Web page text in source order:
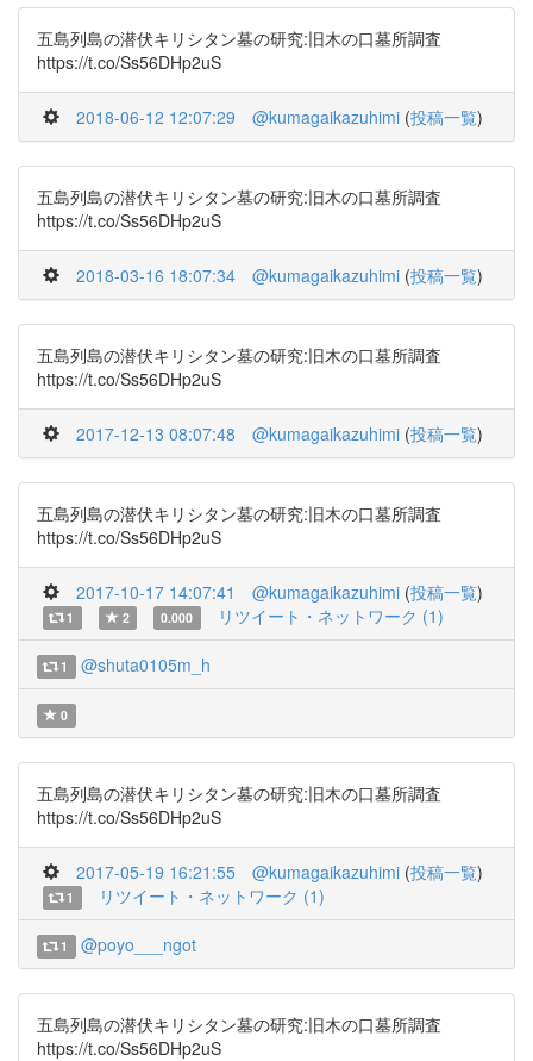
五島列島の潜伏キリシタン墓の研究:旧木の口墓所調査
https://t.co/Ss56DHp2uS
2018-06-12 12:07:29 @kumagaikazuhimi (投稿一覧)
五島列島の潜伏キリシタン墓の研究:旧木の口墓所調査
https://t.co/Ss56DHp2uS
2018-03-16 18:07:34 @kumagaikazuhimi (投稿一覧)
五島列島の潜伏キリシタン墓の研究:旧木の口墓所調査
https://t.co/Ss56DHp2uS
2017-12-13 08:07:48 @kumagaikazuhimi (投稿一覧)
五島列島の潜伏キリシタン墓の研究:旧木の口墓所調査
https://t.co/Ss56DHp2uS
2017-10-17 14:07:41 @kumagaikazuhimi (投稿一覧)
1 2 0.000 リツイート・ネットワーク (1)
1 @shuta0105m_h
0
五島列島の潜伏キリシタン墓の研究:旧木の口墓所調査
https://t.co/Ss56DHp2uS
2017-05-19 16:21:55 @kumagaikazuhimi (投稿一覧)
1 リツイート・ネットワーク (1)
1 @poyo___ngot
五島列島の潜伏キリシタン墓の研究:旧木の口墓所調査
https://t.co/Ss56DHp2uS